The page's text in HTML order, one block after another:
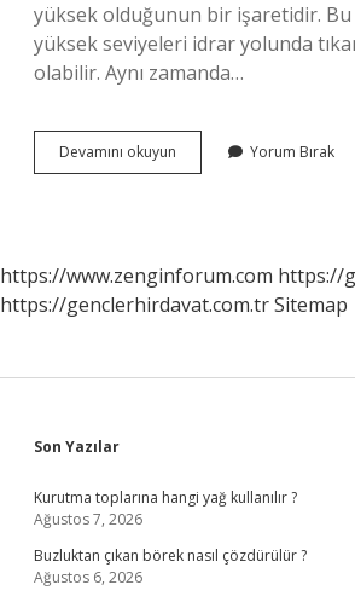
yüksek olduğunun bir işaretidir.
yüksek seviyeleri idrar yolunda
olabilir. Aynı zamanda…
Devamını okuyun
Yetmezliği
Yorum Bırak
https://www.zenginforum.com https://
https://genclerhirdavat.com.trSitemap
Sidebar
Son Yazılar
Kurutma toplarına hangi yağ kullanılır ?
Ağustos 7, 2026
Buzluktan çıkan börek nasıl çözdürülür ?
Ağustos 6, 2026